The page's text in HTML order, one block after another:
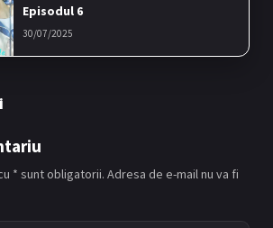
Episodul 6
30/07/2025
Episodul 7
* sunt obligatorii. Adresa de e-mail nu va fi